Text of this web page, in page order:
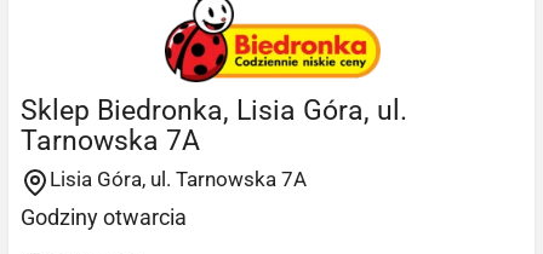
Sklep Biedronka, Lisia Góra, ul.
Tarnowska 7A
Lisia Góra, ul. Tarnowska 7A
Godziny otwarcia